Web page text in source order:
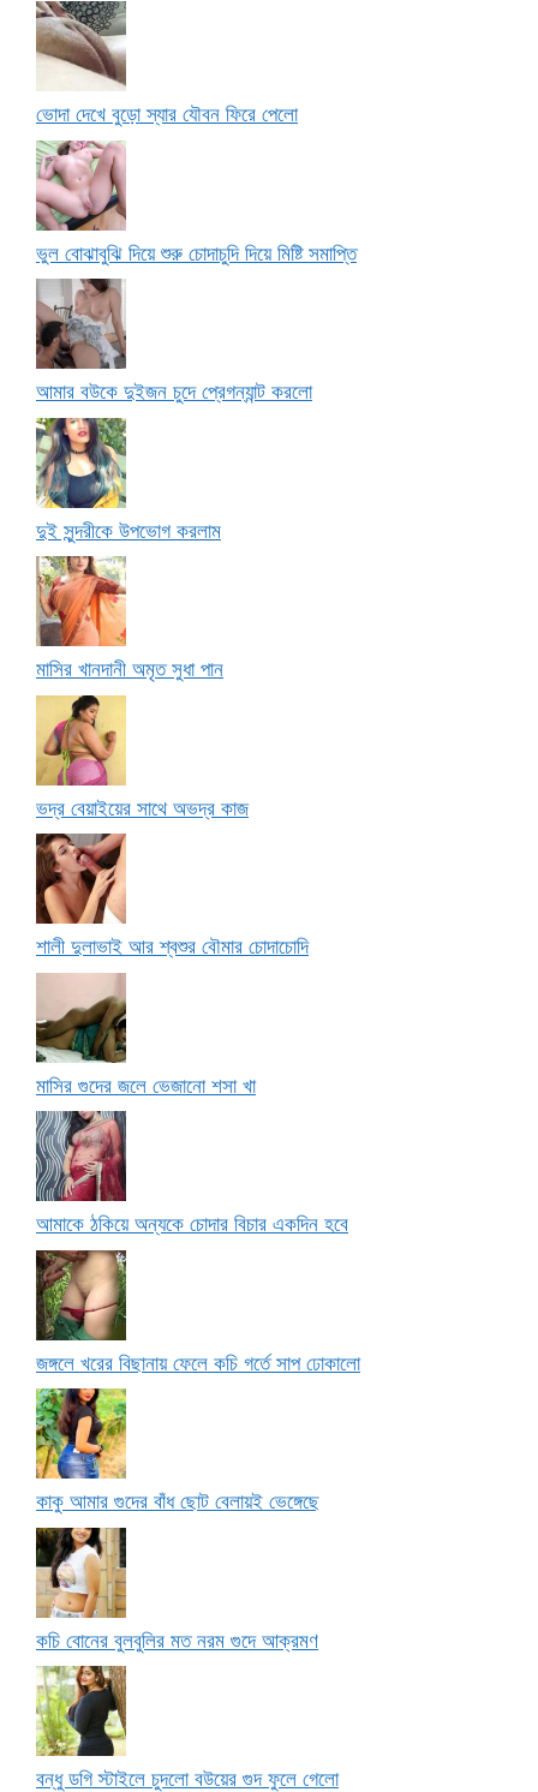
ভোদা দেখে বুড়ো স্যার যৌবন ফিরে পেলো
ভুল বোঝাবুঝি দিয়ে শুরু চোদাচুদি দিয়ে মিষ্টি সমাপ্তি
আমার বউকে দুইজন চুদে প্রেগন্যান্ট করলো
দুই সুন্দরীকে উপভোগ করলাম
মাসির খানদানী অমৃত সুধা পান
ভদ্র বেয়াইয়ের সাথে অভদ্র কাজ
শালী দুলাভাই আর শ্বশুর বৌমার চোদাচোদি
মাসির গুদের জলে ভেজানো শসা খা
আমাকে ঠকিয়ে অন্যকে চোদার বিচার একদিন হবে
জঙ্গলে খরের বিছানায় ফেলে কচি গর্তে সাপ ঢোকালো
কাকু আমার গুদের বাঁধ ছোট বেলায়ই ভেঙ্গেছে
কচি বোনের বুলবুলির মত নরম গুদে আক্রমণ
বন্ধু ডগি স্টাইলে চুদলো বউয়ের গুদ ফুলে গেলো